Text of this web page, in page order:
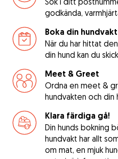
godkända,
Boka din hundvakt
När du har hittat
din hund kan du
Meet & Greet
Ordna en meet &
hundvakten och din
Klara färdiga gå!
Din hunds bokning
hundvakt har allt
om mat, en mjuk